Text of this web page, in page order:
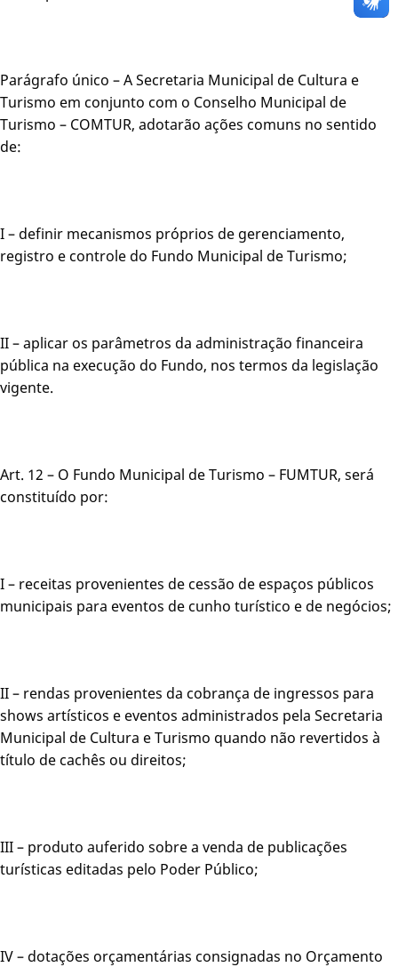
Parágrafo único – A Secretaria Municipal de Cultura e
Turismo em conjunto com o Conselho Municipal de
Turismo – COMTUR, adotarão ações comuns no sentido
de:
I – definir mecanismos próprios de gerenciamento,
registro e controle do Fundo Municipal de Turismo;
II – aplicar os parâmetros da administração financeira
pública na execução do Fundo, nos termos da legislação
vigente.
Art. 12 – O Fundo Municipal de Turismo – FUMTUR, será
constituído por:
I – receitas provenientes de cessão de espaços públicos
municipais para eventos de cunho turístico e de negócios;
II – rendas provenientes da cobrança de ingressos para
shows artísticos e eventos administrados pela Secretaria
Municipal de Cultura e Turismo quando não revertidos à
título de cachês ou direitos;
III – produto auferido sobre a venda de publicações
turísticas editadas pelo Poder Público;
IV – dotações orçamentárias consignadas no Orçamento